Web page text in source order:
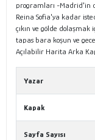
programları -Madrid'in
Reina Sofia'ya kadar
çıkın ve gölde
tapas bara koşun ve
Açılabilir Harita Arka
Yazar
Kapak
Sayfa Sayısı